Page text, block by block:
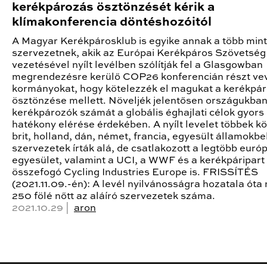
kerékpározás ösztönzését kérik a
klímakonferencia döntéshozóitól
A Magyar Kerékpárosklub is egyike annak a több
szervezetnek, akik az Európai Kerékpáros Szövetség
vezetésével nyílt levélben szólítják fel a Glasgowban
megrendezésre kerülő COP26 konferencián részt
kormányokat, hogy kötelezzék el magukat a
ösztönzése mellett. Növeljék jelentősen
kerékpározók számát a globális éghajlati célok gyors
hatékony elérése érdekében. A nyílt levelet többek
brit, holland, dán, német, francia, egyesült
szervezetek írták alá, de csatlakozott a legtöbb
egyesület, valamint a UCI, a WWF és a kerékpáripart
összefogó Cycling Industries Europe is. FRISSÍTÉS
(2021.11.09.-én): A levél nyilvánosságra hozatala óta
250 fölé nőtt az aláíró szervezetek száma.
2021.10.29 | aron